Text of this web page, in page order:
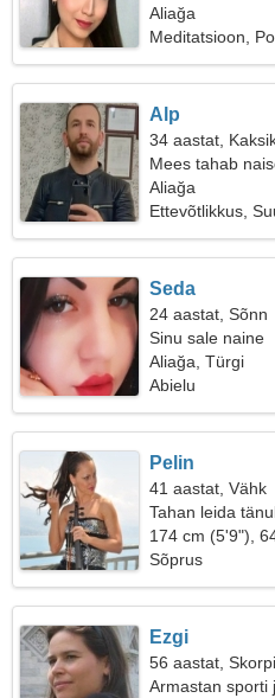
Aliağa
Meditatsioon,
Alp
34 aastat,
Mees tahab
Aliağa
Ettevõtlikkus,
Seda
24 aastat, Sõnn
Sinu sale naine
Aliağa, Türgi
Abielu
Pelin
41 aastat, Vähk
Tahan leida
174 cm (5'9"),
Sõprus
Ezgi
56 aastat,
Armastan sporti